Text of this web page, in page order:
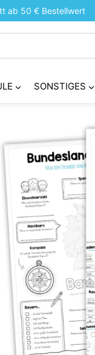
ab 50 € Bestellwert
SONSTIGES